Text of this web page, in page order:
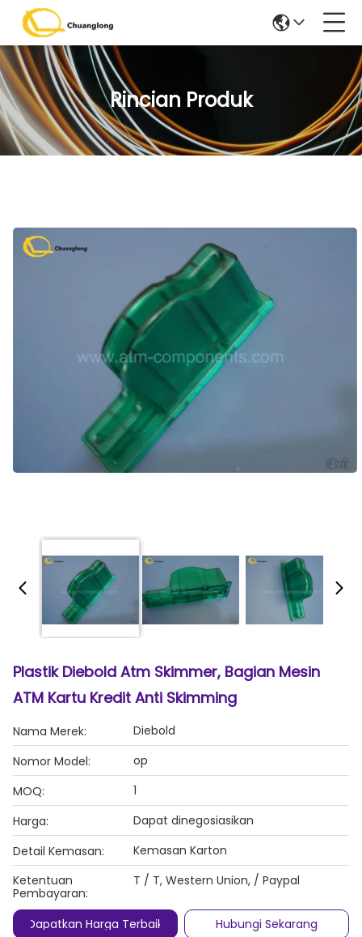
Rincian Produk
Plastik Diebold Atm Skimmer, Bagian Mesin
ATM Kartu Kredit Anti Skimming
Nama Merek:
Diebold
Nomor Model:
op
MOQ:
1
Harga:
Dapat dinegosiasikan
Detail Kemasan:
Kemasan Karton
Ketentuan
Pembayaran:
T / T, Western Union, / Paypal
Dapatkan Harga Terbaik Hubungi Sekarang